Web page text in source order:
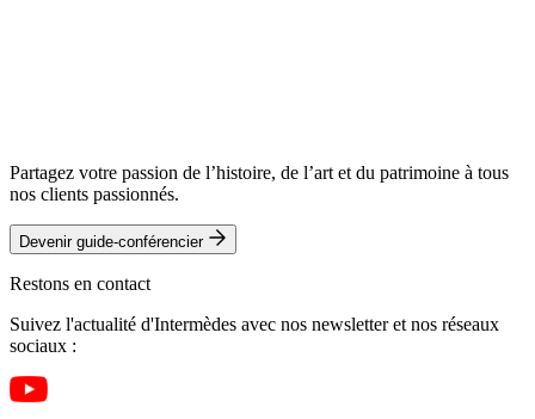
Partagez votre passion de l’histoire, de l’art et du patrimoine à tous
nos clients passionnés.
Devenir guide-conférencier
Restons en contact
Suivez l'actualité d'Intermèdes avec nos newsletter et nos réseaux
sociaux :